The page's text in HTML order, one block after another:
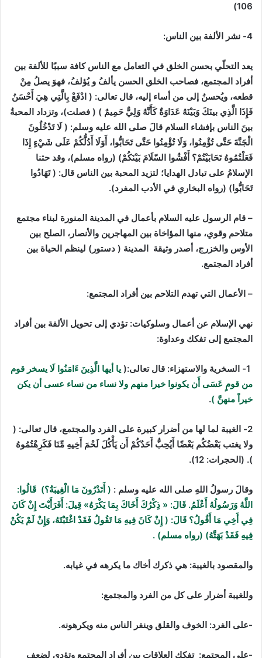
106)
4- نشر الألفة بين الناس:
يعد التحلّي بحسن الخلق في التعامل مع الناس كافة سببًا للألفة بين
أفراد المجتمع، فصاحب الخلق الحسن يألفُ و يُؤلفُ، فهوَ يصلُ مِنْ
قطعه، ويُحسنُ إلى من أساء إليه، قال تعالى: ( ادْفَعْ بِالَّتِي هِيَ أَحْسَنُ
فَإِذَا الَّذِي بينَكَ وَبَيْنَهُ عَدَاوَةٌ كَأَنَّهُ وَلِيٌّ حَمِيمٌ ) ( فصلت)، وتزداد المحبةُ
بينَ الناس بإفشاء السلام قالَ صلى الله عليه وسلم: ( لَا تَدْخُلُونَ
الْجَنَّةَ حَتَّى تُؤْمِنُوا، وَلَا تُؤْمِنُوا حَتَّى تَحَابُّوا، أَوَلَا أَدُلُّكُمْ عَلَى شَيْءٍ إِذَا
فَعَلْتُمُوهُ تَحَابَيْتُمْ؟ أَفْشُوا السّلَامَ بَيْنَكُمْ) (رواه مسلم)، وقد حثنا
الإسلامُ على تبادل الهدايا؛ لتزيد المحبة بين الناس قال: ( تَهَادُوا
تَحَابُّوا) (رواه البخاري في الأدب المفرد).
– قام الرسول عليه السلام بأعمال في المدينة المنورة لبناء مجتمع
متلاحم وقوي، منها المؤاخاة بين المهاجرين والأنصار، الصلح بين
الأوس والخزرج، أصدر وثيقة المدينة ( دستور) لينظم الحياة بين
أفراد المجتمع.
– الأعمال التي تهدم التلاحم بين أفراد المجتمع:
نهي الإسلام عن أعمال وسلوكيات: تؤدي إلى تحويل الألفة بين أفراد
المجتمع إلى تفكك وعداوة:
يا أيها الَّذِينَ ءَامَنُوا لَا يسخر قوم
من قومٍ عَسَى أَن يكونوا خيرا منهم ولا نساء من نساء عسى أن يكن
خيراً منهنَّ ).
2- الغيبة لما لها من أضرار كبيرة على الفرد والمجتمع، قال تعالى: (
ولا يغتب بَعْضُكُم بَعْضًا أَيُحِبُّ أَحَدُكُمْ أَن يَأْكُلَ لَحْمَ أَخِيهِ مِّنَا فَكَرِهْتُمُوهُ
). (الحجرات: 12).
وقالَ رسولُ اللهِ صلى الله عليه وسلم : ( أَتَدْرُونَ مَا الْغِيبَةُ؟) قَالُوا:
اللَّهُ وَرَسُولُهُ أَعْلَمُ. قَالَ: « ذِكْرُكَ أَخَاكَ بِمَا يَكْرَهُ» قِيلَ: أَفَرَأَيْتَ إِنْ كَانَ
فِي أَخِي مَا أَقُولُ؟ قَالَ: ( إِنْ كَانَ فِيهِ مَا تَقُولُ فَقَدْ اغْتَبْتَهُ، وَإِنْ لَمْ يَكُنْ
فِيهِ فَقَدْ بَهَتَّهُ) (رواه مسلم) .
والمقصود بالغيبة: هي ذكرك أخاك ما يكرهه في غيابه.
وللغيبة أضرار على كل من الفرد والمجتمع:
-على الفرد: الخوف والقلق وينفر الناس منه ويكرهونه.
-على المجتمع:تفكك العلاقات بين أفراد المجتمع وتؤدي لضعف